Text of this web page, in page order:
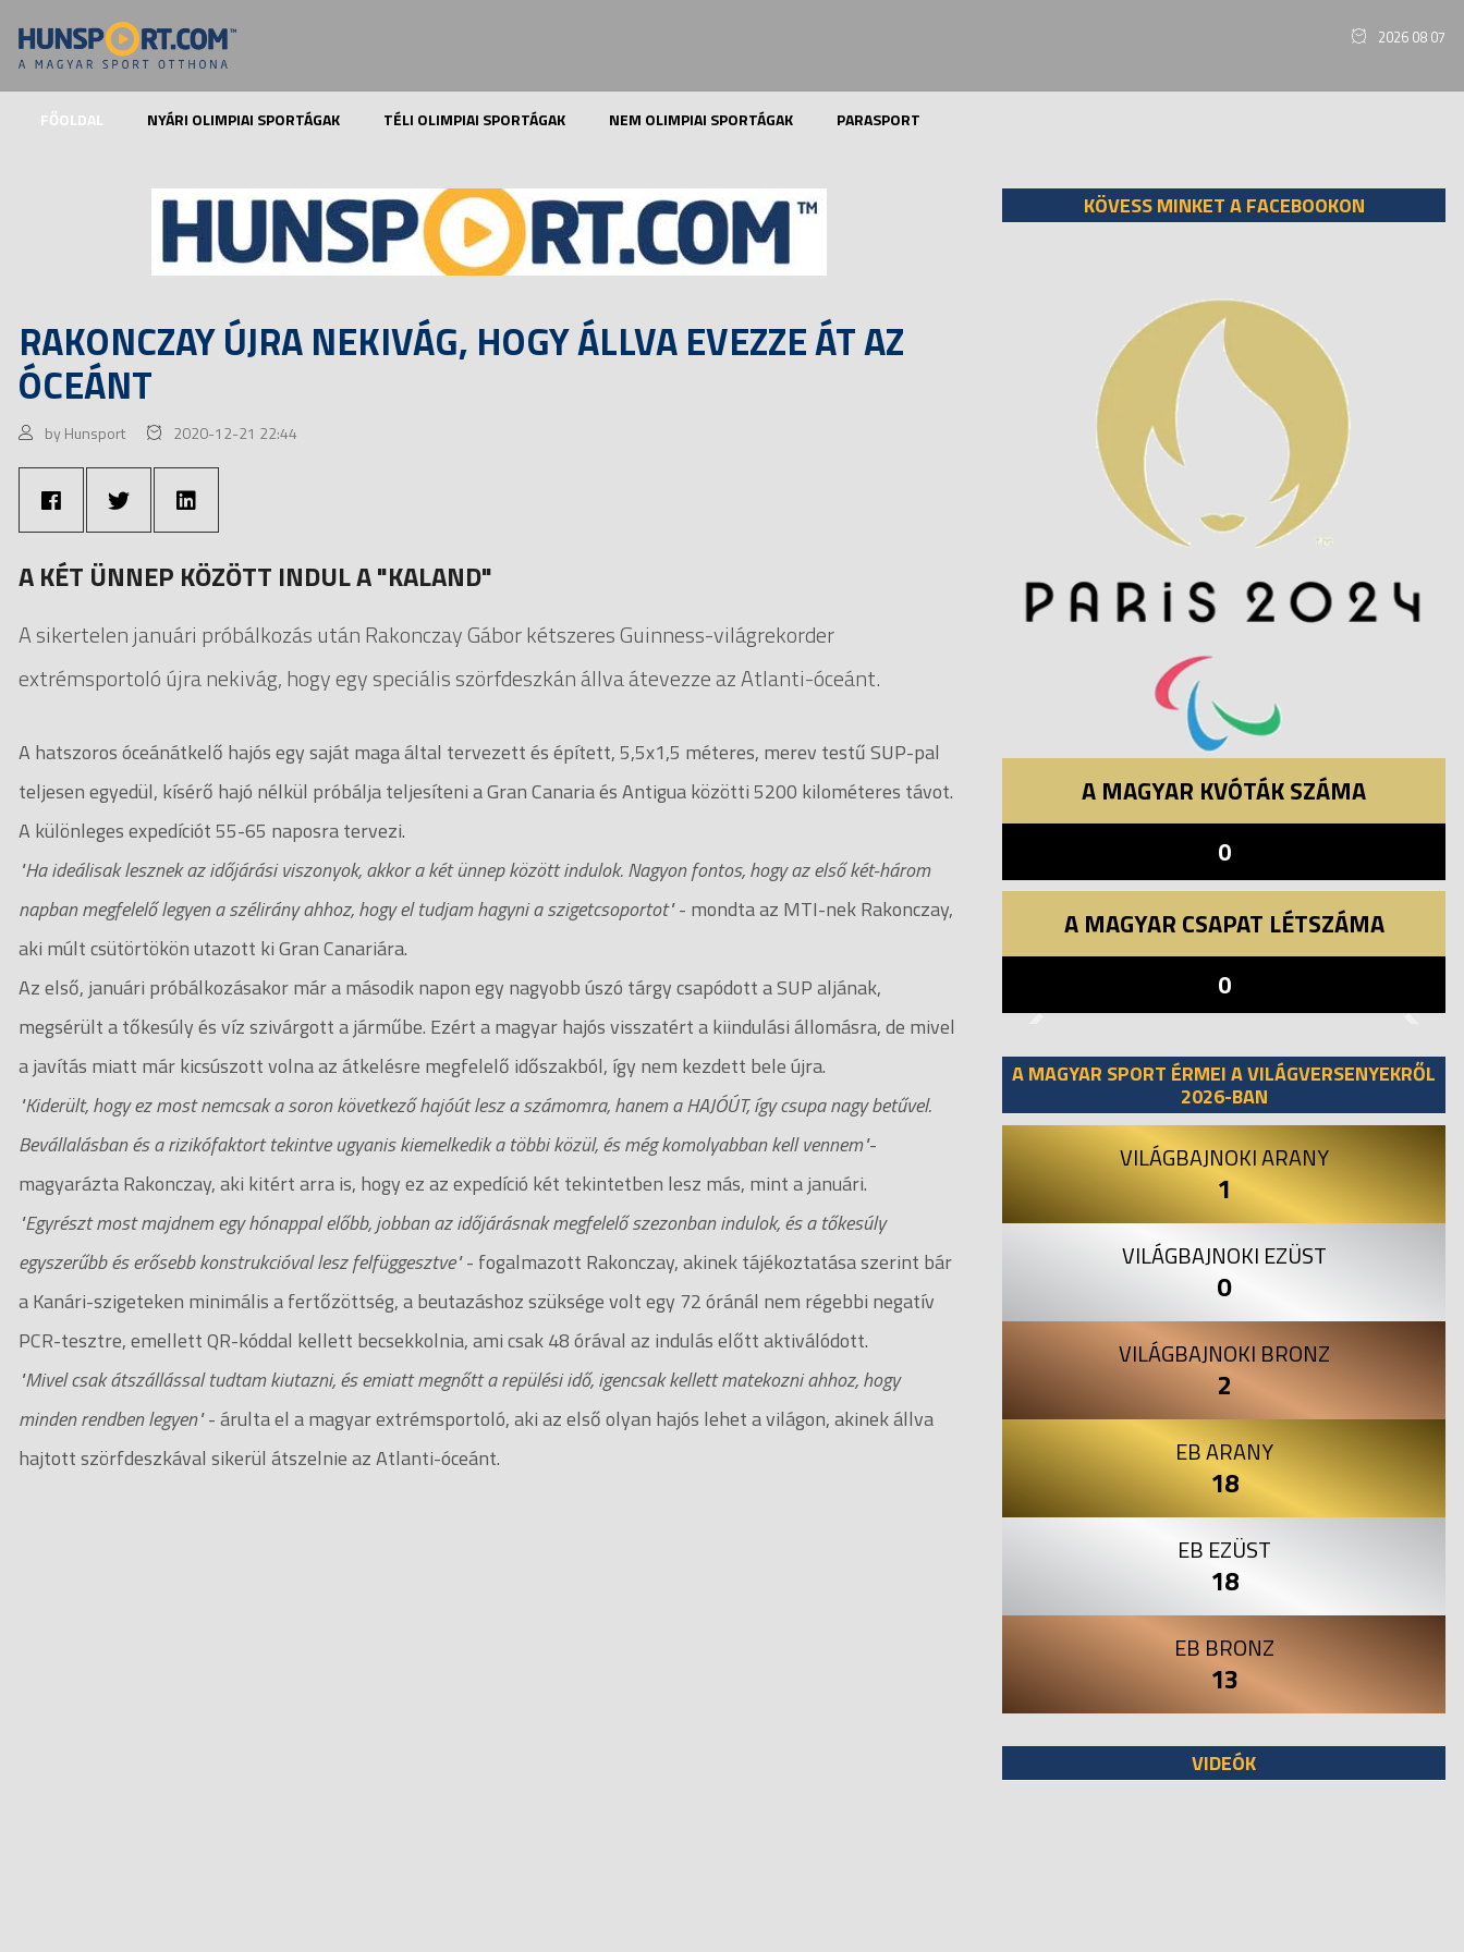
2026 08 07
FŐOLDAL NYÁRI OLIMPIAI SPORTÁGAK TÉLI OLIMPIAI SPORTÁGAK NEM OLIMPIAI SPORTÁGAK PARASPORT
RAKONCZAY ÚJRA NEKIVÁG, HOGY ÁLLVA EVEZZE ÁT AZ
ÓCEÁNT
by Hunsport 2020-12-21 22:44
A KÉT ÜNNEP KÖZÖTT INDUL A "KALAND"
A sikertelen januári próbálkozás után Rakonczay Gábor kétszeres Guinness-világrekorder
extrémsportoló újra nekivág, hogy egy speciális szörfdeszkán állva átevezze az Atlanti-óceánt.
A hatszoros óceánátkelő hajós egy saját maga által tervezett és épített, 5,5x1,5 méteres, merev testű SUP-pal
teljesen egyedül, kísérő hajó nélkül próbálja teljesíteni a Gran Canaria és Antigua közötti 5200 kilométeres távot.
A különleges expedíciót 55-65 naposra tervezi.
"Ha ideálisak lesznek az időjárási viszonyok, akkor a két ünnep között indulok. Nagyon fontos, hogy az első két-három
napban megfelelő legyen a szélirány ahhoz, hogy el tudjam hagyni a szigetcsoportot"- mondta az MTI-nek Rakonczay,
aki múlt csütörtökön utazott ki Gran Canariára.
Az első, januári próbálkozásakor már a második napon egy nagyobb úszó tárgy csapódott a SUP aljának,
megsérült a tőkesúly és víz szivárgott a járműbe. Ezért a magyar hajós visszatért a kiindulási állomásra, de mivel
a javítás miatt már kicsúszott volna az átkelésre megfelelő időszakból, így nem kezdett bele újra.
"Kiderült, hogy ez most nemcsak a soron következő hajóút lesz a számomra, hanem a HAJÓÚT, így csupa nagy betűvel.
Bevállalásban és a rizikófaktort tekintve ugyanis kiemelkedik a többi közül, és még komolyabban kell vennem"-
magyarázta Rakonczay, aki kitért arra is, hogy ez az expedíció két tekintetben lesz más, mint a januári.
"Egyrészt most majdnem egy hónappal előbb, jobban az időjárásnak megfelelő szezonban indulok, és a tőkesúly
egyszerűbb és erősebb konstrukcióval lesz felfüggesztve"- fogalmazott Rakonczay, akinek tájékoztatása szerint bár
a Kanári-szigeteken minimális a fertőzöttség, a beutazáshoz szüksége volt egy 72 óránál nem régebbi negatív
PCR-tesztre, emellett QR-kóddal kellett becsekkolnia, ami csak 48 órával az indulás előtt aktiválódott.
"Mivel csak átszállással tudtam kiutazni, és emiatt megnőtt a repülési idő, igencsak kellett matekozni ahhoz, hogy
minden rendben legyen"- árulta el a magyar extrémsportoló, aki az első olyan hajós lehet a világon, akinek állva
hajtott szörfdeszkával sikerül átszelnie az Atlanti-óceánt.
KÖVESS MINKET A FACEBOOKON
A MAGYAR KVÓTÁK SZÁMA
0
A MAGYAR CSAPAT LÉTSZÁMA
0
A MAGYAR SPORT ÉRMEI A VILÁGVERSENYEKRŐL
2026-BAN
VILÁGBAJNOKI ARANY
1
VILÁGBAJNOKI EZÜST
0
VILÁGBAJNOKI BRONZ
2
EB ARANY
18
EB EZÜST
18
EB BRONZ
13
VIDEÓK